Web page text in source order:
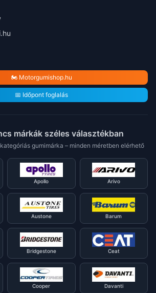
🏍️ Motorgumishop.hu
📅 Időpont foglalás
márkák széles választékban
gumimárka – minden méretben elérhető
Apollo Arivo
Austone
Barum
Bridgestone Ceat
Cooper Davanti